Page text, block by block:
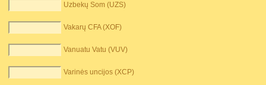
Uzbekų Som (UZS)
Vakarų CFA (XOF)
Vanuatu Vatu (VUV)
Varinės uncijos (XCP)